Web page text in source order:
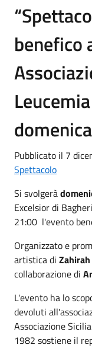
benefico
Pubblicato il 7
Spettacolo
Si svolgerà
Excelsior di
21:00 l'evento
Organizzato e
artistica di
collaborazione di
L'evento ha lo
devoluti
Associazione
1982 sostiene il